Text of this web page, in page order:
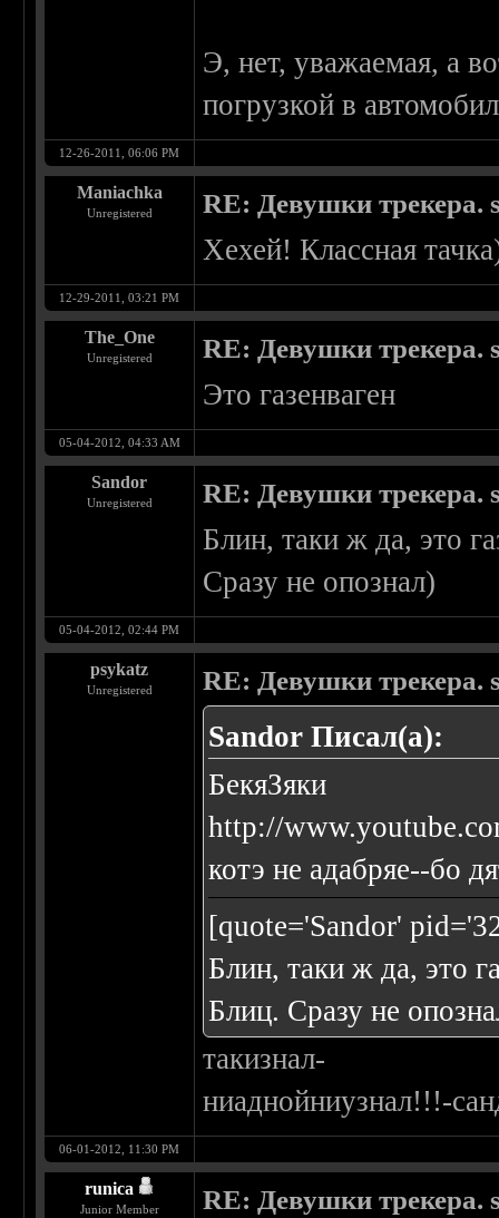
Э, нет, уважаемая, а
погрузкой в
12-26-2011, 06:06 PM
Maniachka
Unregistered RE: Девушки трекера.
Хехей! Классная
12-29-2011, 03:21 PM
The_One
Unregistered RE: Девушки трекера.
Это газенваген
05-04-2012, 04:33 AM
Sandor
Unregistered RE: Девушки трекера.
Блин, таки ж да, это
Сразу не опознал)
05-04-2012, 02:44 PM
psykatz
Unregistered RE: Девушки трекера.
Sandor Писал(а):
БекяЗяки
http://
котэ не адабряе--бо
[quote='Sandor'
Блин, таки ж да, это
Блиц. Сразу не
такизнал-
ниаднойниузнал!!!-
06-01-2012, 11:30 PM
runica
Junior Member RE: Девушки трекера.